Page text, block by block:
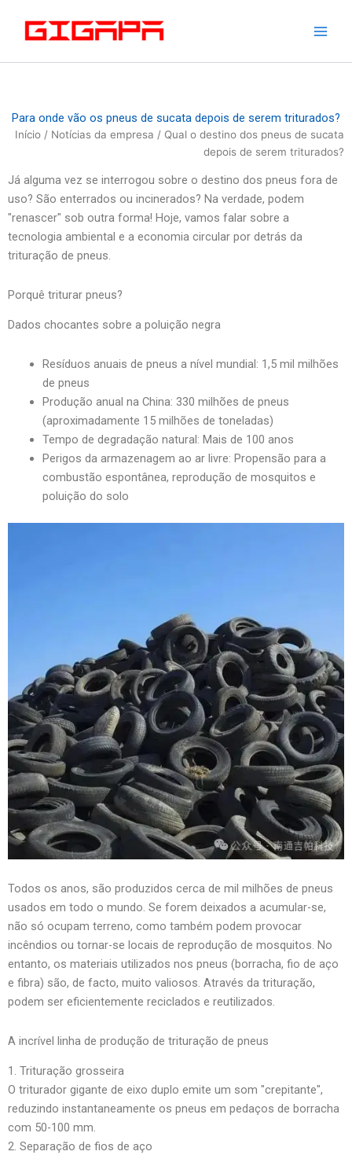
conteúdo
Para onde vão os pneus de sucata depois de serem triturados?
Início / Notícias da empresa / Qual o destino dos pneus de sucata
depois de serem triturados?
Já alguma vez se interrogou sobre o destino dos pneus fora de
uso? São enterrados ou incinerados? Na verdade, podem
"renascer" sob outra forma! Hoje, vamos falar sobre a
tecnologia ambiental e a economia circular por detrás da
trituração de pneus.
Porquê triturar pneus?
Dados chocantes sobre a poluição negra
Resíduos anuais de pneus a nível mundial: 1,5 mil milhões
de pneus
Produção anual na China: 330 milhões de pneus
(aproximadamente 15 milhões de toneladas)
Tempo de degradação natural: Mais de 100 anos
Perigos da armazenagem ao ar livre: Propensão para a
combustão espontânea, reprodução de mosquitos e
poluição do solo
Todos os anos, são produzidos cerca de mil milhões de pneus
usados em todo o mundo. Se forem deixados a acumular-se,
não só ocupam terreno, como também podem provocar
incêndios ou tornar-se locais de reprodução de mosquitos. No
entanto, os materiais utilizados nos pneus (borracha, fio de aço
e fibra) são, de facto, muito valiosos. Através da trituração,
podem ser eficientemente reciclados e reutilizados.
A incrível linha de produção de trituração de pneus
1. Trituração grosseira
O triturador gigante de eixo duplo emite um som "crepitante",
reduzindo instantaneamente os pneus em pedaços de borracha
com 50-100 mm.
2. Separação de fios de aço